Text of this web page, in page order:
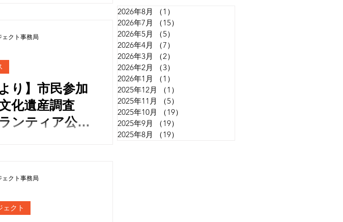
り】市民参加
化遺産調査
ンティア公
クト事務局
ェクト
クト事務局
2026年8月 （1）
2026年7月
（15）
2026年5月
（5）
2026年4月
（7）
2026年3月
（2）
2026年2月
（3）
2026年1月
（1）
2025年12月
（1）
2025年11月
（5）
2025年10月
（19）
2025年9月
（19）
2025年8月
（19）